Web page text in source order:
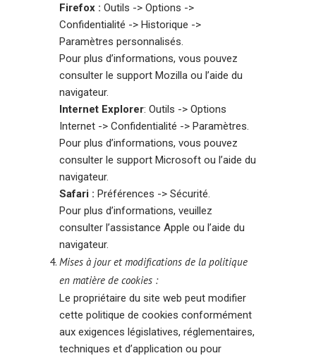
Firefox : Outils -> Options ->
Confidentialité -> Historique ->
Paramètres personnalisés.
Pour plus d’informations, vous pouvez
consulter le support Mozilla ou l’aide du
navigateur.
Internet Explorer: Outils -> Options
Internet -> Confidentialité -> Paramètres.
Pour plus d’informations, vous pouvez
consulter le support Microsoft ou l’aide du
navigateur.
Safari : Préférences -> Sécurité.
Pour plus d’informations, veuillez
consulter l’assistance Apple ou l’aide du
navigateur.
Mises à jour et modifications de la politique
en matière de cookies :
Le propriétaire du site web peut modifier
cette politique de cookies conformément
aux exigences législatives, réglementaires,
techniques et d’application ou pour